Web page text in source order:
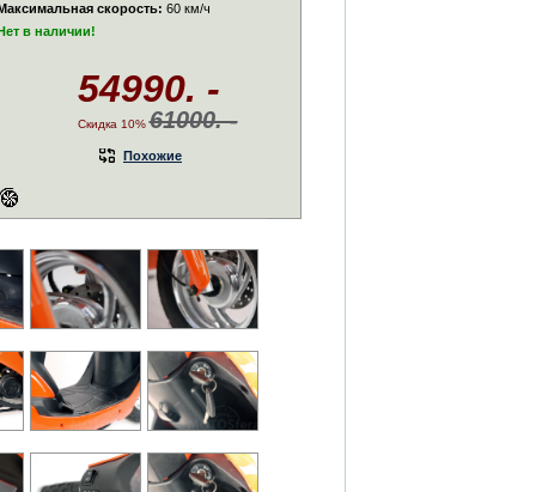
скорость: 60 км/ч
в наличии!
54990. -
Скидка 10% 61000. -
Похожие